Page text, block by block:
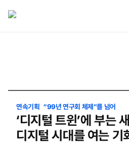
연속기획 “99년 연구회 체제”를 넘어
‘디지털 트윈’에 부는
디지털 시대를 여는 기